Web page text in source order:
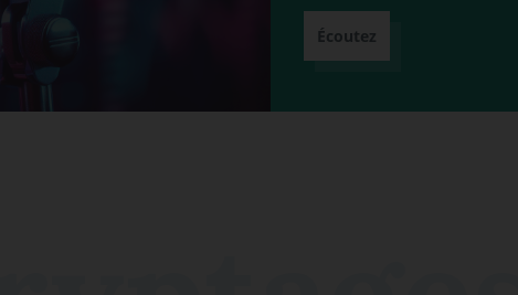
Écoutez